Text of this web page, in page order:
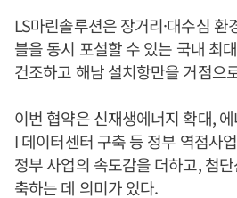
LS마린솔루션은 장거리·대수심 환
블을 동시 포설할 수 있는 국내 최
건조하고 해남 설치항만을 거점으
이번 협약은 신재생에너지 확대,
I 데이터센터 구축 등 정부 역점사
정부 사업의 속도감을 더하고, 첨
축하는 데 의미가 있다.